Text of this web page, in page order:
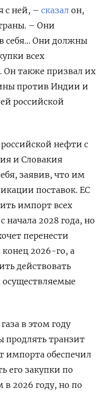
с ней, – сказал он,
– Они
себя… Они должны
всех
Он также призвал их
против Индии и
российской
нефти с
и Словакия
заявив, что им
поставок. ЕС
импорт всех
начала 2028 года, но
перенести
2026-го, а
действовать
в этом году
продлять транзит
импорта обеспечил
его закупки по
2026 году, но по